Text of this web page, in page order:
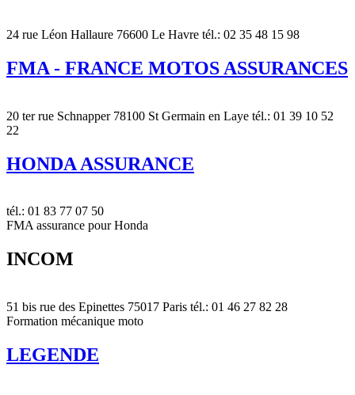
24 rue Léon Hallaure 76600 Le Havre tél.: 02 35 48 15 98
FMA - FRANCE MOTOS ASSURANCES
20 ter rue Schnapper 78100 St Germain en Laye tél.: 01 39 10 52
22
HONDA ASSURANCE
tél.: 01 83 77 07 50
FMA assurance pour Honda
INCOM
51 bis rue des Epinettes 75017 Paris tél.: 01 46 27 82 28
Formation mécanique moto
LEGENDE